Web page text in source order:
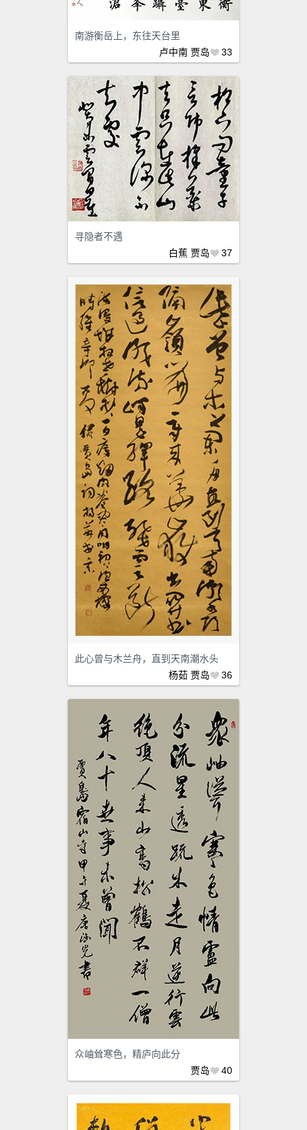
南游衡岳上，东往天台里
卢中南 贾岛 33
寻隐者不遇
白蕉 贾岛 37
此心曾与木兰舟，直到天南潮水头
杨茹 贾岛 36
众岫耸寒色，精庐向此分
贾岛
40